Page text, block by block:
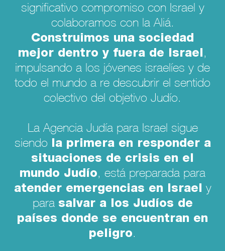
significativo compromiso con Israel y
colaboramos con la Aliá.
Construimos una sociedad
mejor dentro y fuera de Israel,
impulsando a los jóvenes israelíes y de
todo el mundo a re descubrir el sentido
colectivo del objetivo Judío.
La Agencia Judía para Israel sigue
siendo la primera en responder a
situaciones de crisis en el
mundo Judío, está preparada para
atender emergencias en Israel y
para salvar a los Judíos de
países donde se encuentran en
peligro.